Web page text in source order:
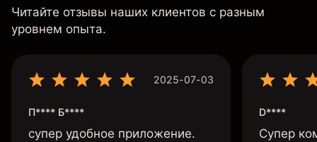
Читайте отзывы наших клиентов с разным
уровнем опыта.
2025-07-03
П**** Б****
супер удобное приложение.
D****
Супер